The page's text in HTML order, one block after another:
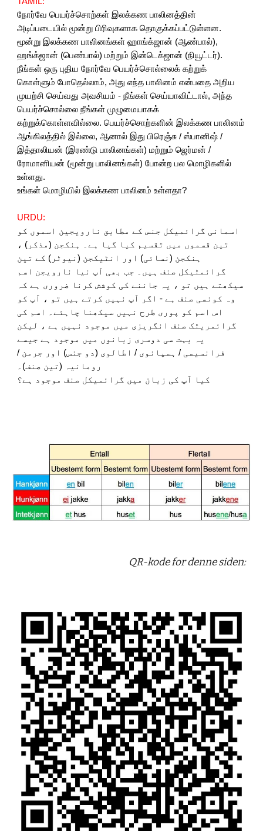
நோர்வே பெயர்ச்சொற்கள் இலக்கண பாலினத்தின்
அடிப்படையில் மூன்று பிரிவுகளாக தொகுக்கப்பட்டுள்ளன.
மூன்று இலக்கண பாலினங்கள் ஹாங்க்ஜான் (ஆண்பால்),
ஹங்க்ஜான் (பெண்பால்) மற்றும் இன்டெக்ஜான் (நியூட்டர்).
நீங்கள் ஒரு புதிய நோர்வே பெயர்ச்சொல்லைக் கற்றுக்
கொள்ளும் போதெல்லாம், அது எந்த பாலினம் என்பதை அறிய
முயற்சி செய்வது அவசியம் - நீங்கள் செய்யாவிட்டால், அந்த
பெயர்ச்சொல்லை நீங்கள் முழுமையாகக்
கற்றுக்கொள்ளவில்லை. பெயர்ச்சொற்களின் இலக்கண பாலினம்
ஆங்கிலத்தில் இல்லை, ஆனால் இது பிரெஞ்சு / ஸ்பானிஷ் /
இத்தாலியன் (இரண்டு பாலினங்கள்) மற்றும் ஜெர்மன் /
ரோமானியன் (மூன்று பாலினங்கள்) போன்ற பல மொழிகளில்
உள்ளது.
உங்கள் மொழியில் இலக்கண பாலினம் உள்ளதா?
URDU:
اسمانی گرائمیکل جنس کے مطابق نارویجین اسموں کو
تین قسموں میں تقسیم کیا گیا ہے۔ ہنکجن (مذکر) ،
ہنکجن (نسائی) اور انٹیکجن (نیوٹر) کے تین
گرائمٹیکل صنف ہیں۔ جب بھی آپ نیا نارویجن اسم
سیکھتے ہیں تو ، یہ جاننے کی کوشش کرنا ضروری ہے کہ
وہ کونسی صنف ہے - اگر آپ نہیں کرتے ہیں تو ، آپ کو
اس اسم کو پوری طرح نہیں سیکھنا چاہئے۔ اسم کی
گرائمریٹک صنف انگریزی میں موجود نہیں ہے ، لیکن
یہ بہت سی دوسری زبانوں میں موجود ہے جیسے
فرانسیسی / ہسپانوی / اطالوی (دو جنس) اور جرمن /
رومانیہ (تین صنف)۔
کیا آپ کی زبان میں گرائمیکل صنف موجود ہے؟
QR-kode for denne siden: